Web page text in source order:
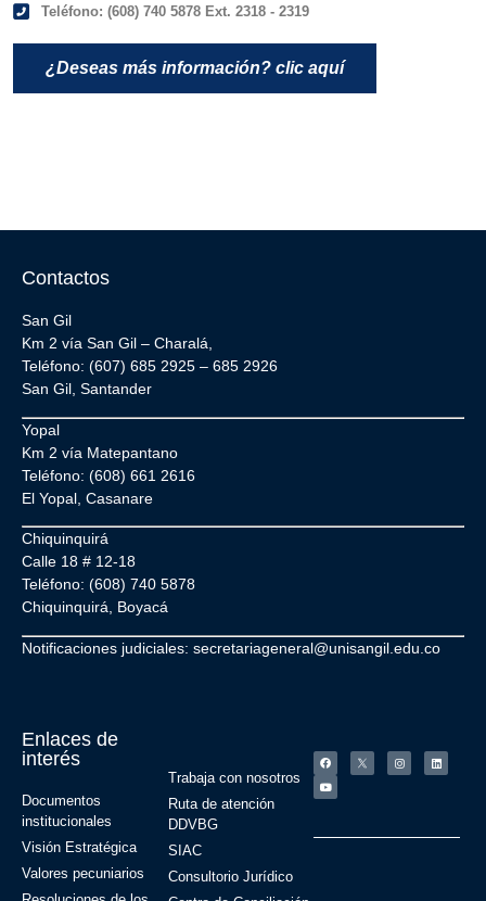
Teléfono: (608) 740 5878 Ext. 2318 - 2319
¿Deseas más información? clic aquí
Contactos
San Gil
Km 2 vía San Gil – Charalá,
Teléfono: (607) 685 2925 – 685 2926
San Gil, Santander
Yopal
Km 2 vía Matepantano
Teléfono: (608) 661 2616
El Yopal, Casanare
Chiquinquirá
Calle 18 # 12-18
Teléfono: (608) 740 5878
Chiquinquirá, Boyacá
Notificaciones judiciales: secretariageneral@unisangil.edu.co
Enlaces de
interés
Documentos
institucionales
Visión Estratégica
Valores pecuniarios
Trabaja con nosotros
Ruta de atención
DDVBG
SIAC
Consultorio Jurídico